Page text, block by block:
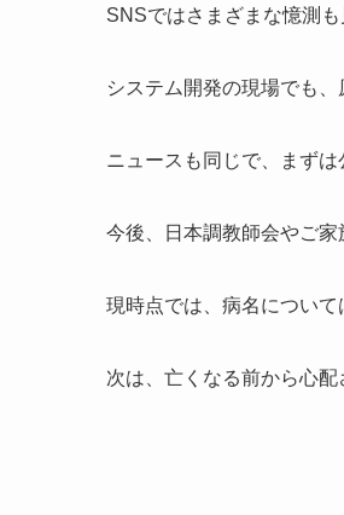
SNSではさまざまな憶測
システム開発の現場でも
ニュースも同じで、まず
今後、日本調教師会やご家
現時点では、病名について
次は、亡くなる前から心配